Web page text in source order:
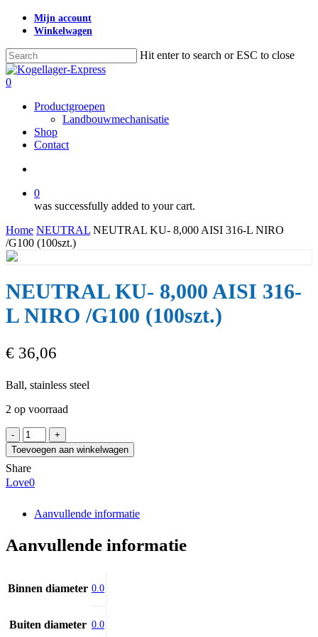
Skip
content
Mijn account
Winkelwagen
Hit enter to search or ESC to close
Close
Search
search
0
Productgroepen
Landbouwmechanisatie
Shop
Contact
0
was successfully added to your cart.
Home NEUTRAL NEUTRAL KU- 8,000 AISI 316-L NIRO
/G100 (100szt.)
NEUTRAL KU- 8,000 AISI 316-
L NIRO /G100 (100szt.)
€ 36,06
Ball, stainless steel
2 op voorraad
NEUTRAL
KU-
8,000
AISI
316-
NIRO
/G100
aantal
Toevoegen aan winkelwagen
Share
Love0
Aanvullende informatie
Aanvullende informatie
Binnen diameter 0.0
Buiten diameter 0.0